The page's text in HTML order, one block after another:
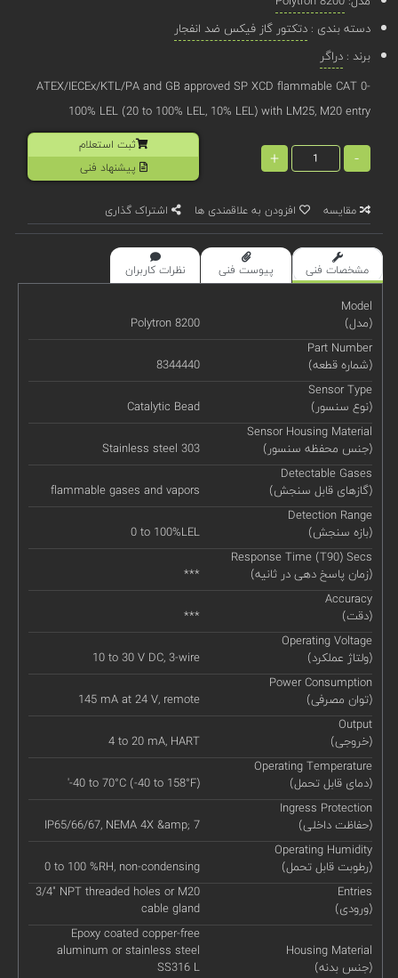
دسته بندی :دتکتور گاز فیکس ضد انفجار
برند :دراگر
ATEX/IECEx/KTL/PA and GB approved SP XCD flammable CAT 0-
100% LEL (20 to 100% LEL, 10% LEL) with LM25, M20 entry
-
+
ثبت استعلام
پیشنهاد فنی
مقایسه افزودن به علاقمندی ها اشتراک گذاری
مشخصات فنی پیوست فنی نظرات کاربران
Model
(مدل)
Polytron 8200
Part Number
(شماره قطعه)
8344440
Sensor Type
(نوع سنسور)
Catalytic Bead
Sensor Housing Material
(جنس محفظه سنسور)
Stainless steel 303
Detectable Gases
(گازهای قابل سنجش)
flammable gases and vapors
Detection Range
(بازه سنجش)
0 to 100%LEL
Response Time (T90) Secs
(زمان پاسخ دهی در ثانیه)
***
Accuracy
(دقت)
***
Operating Voltage
(ولتاژ عملکرد)
10 to 30 V DC, 3-wire
Power Consumption
(توان مصرفی)
145 mA at 24 V, remote
Output
(خروجی)
4 to 20 mA, HART
Operating Temperature
(دمای قابل تحمل)
'-40 to 70°C (-40 to 158°F)
Ingress Protection
(حفاظت داخلی)
IP65/66/67, NEMA 4X &amp; 7
Operating Humidity
(رطوبت قابل تحمل)
0 to 100 %RH, non-condensing
Entries
(ورودی)
3/4" NPT threaded holes or M20
cable gland
Housing Material
(جنس بدنه)
Epoxy coated copper-free
aluminum or stainless steel
SS316 L